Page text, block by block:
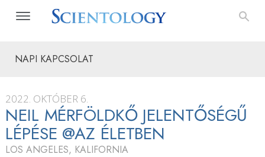
NAPI KAPCSOLAT
2022. OKTÓBER 6.
NEIL MÉRFÖLDKŐ JELENTŐSÉGŰ
LÉPÉSE @AZ ÉLETBEN
LOS ANGELES, KALIFORNIA